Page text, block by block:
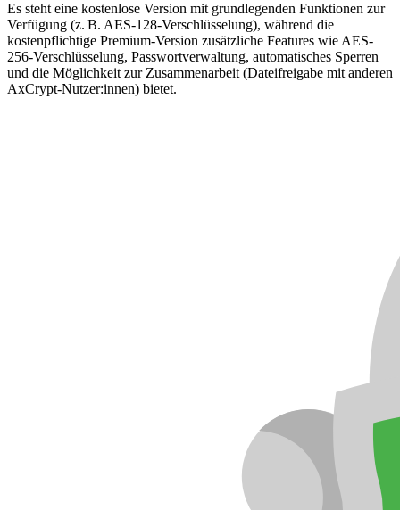
Es steht eine kostenlose Version mit grundlegenden Funktionen zur
Verfügung (z. B. AES-128-Verschlüsselung), während die
kostenpflichtige Premium-Version zusätzliche Features wie AES-
256-Verschlüsselung, Passwortverwaltung, automatisches Sperren
und die Möglichkeit zur Zusammenarbeit (Dateifreigabe mit anderen
AxCrypt-Nutzer:innen) bietet.